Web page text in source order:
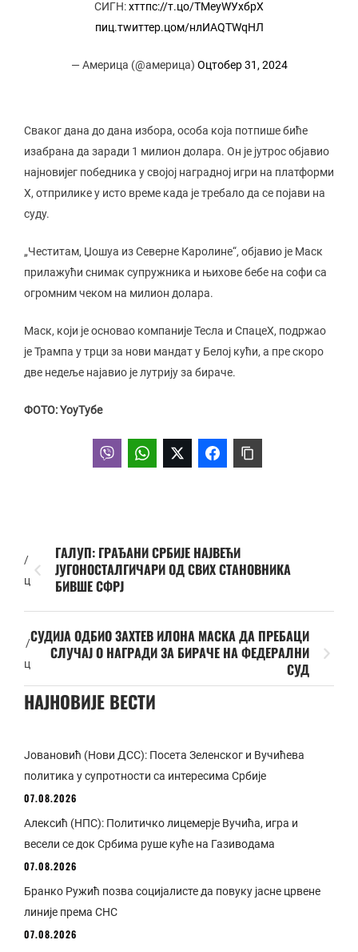
СИГН:хттпс://т.цо/ТМеyWУхбрХ
пиц.тwиттер.цом/нлИАQТWqНЛ
— Америца (@америца) Оцтобер 31, 2024
Сваког дана до дана избора, особа која потпише биће
изабрана да заради 1 милион долара. Он је јутрос објавио
најновијег победника у својој наградној игри на платформи
X, отприлике у исто време када је требало да се појави на
суду.
„Честитам, Џошуа из Северне Каролине“, објавио је Маск
прилажући снимак супружника и њихове бебе на софи са
огромним чеком на милион долара.
Маск, који је основао компаније Тесла и СпацеX, подржао
је Трампа у трци за нови мандат у Белој кући, а пре скоро
две недеље најавио је лутрију за бираче.
ФОТО: YоуТубе
/
ц
ГАЛУП: ГРАЂАНИ СРБИЈЕ НАЈВЕЋИ
ЈУГОНОСТАЛГИЧАРИ ОД СВИХ СТАНОВНИКА
БИВШЕ СФРЈ
/
ц
СУДИЈА ОДБИО ЗАХТЕВ ИЛОНА МАСКА ДА ПРЕБАЦИ
СЛУЧАЈ О НАГРАДИ ЗА БИРАЧЕ НА ФЕДЕРАЛНИ
СУД
НАЈНОВИЈЕ ВЕСТИ
Јовановић (Нови ДСС): Посета Зеленског и Вучићева
политика у супротности са интересима Србије
07.08.2026
Алексић (НПС): Политичко лицемерје Вучића, игра и
весели се док Србима руше куће на Газиводама
07.08.2026
Бранко Ружић позва социјалисте да повуку јасне црвене
линије према СНС
07.08.2026